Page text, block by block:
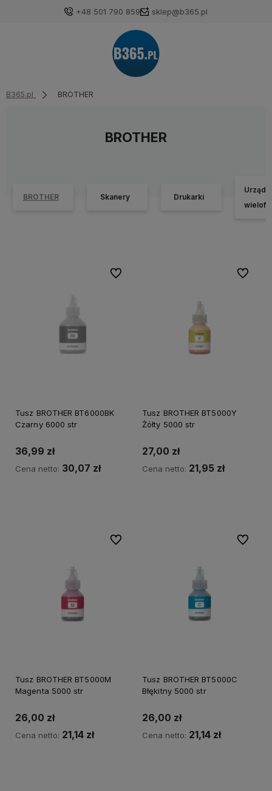
+48 501 790 859 sklep@b365.pl
B365.pl BROTHER
BROTHER
BROTHER Skanery Drukarki
Tusz BROTHER BT6000BK
Czarny 6000 str
36,99 zł
Cena netto: 30,07 zł
Do ulubionych
Tusz BROTHER BT5000Y
Żółty 5000 str
27,00 zł
Cena netto: 21,95 zł
Do
Tusz BROTHER BT5000M
Magenta 5000 str
26,00 zł
Cena netto: 21,14 zł
Do ulubionych
Tusz BROTHER BT5000C
Błękitny 5000 str
26,00 zł
Cena netto: 21,14 zł
Do